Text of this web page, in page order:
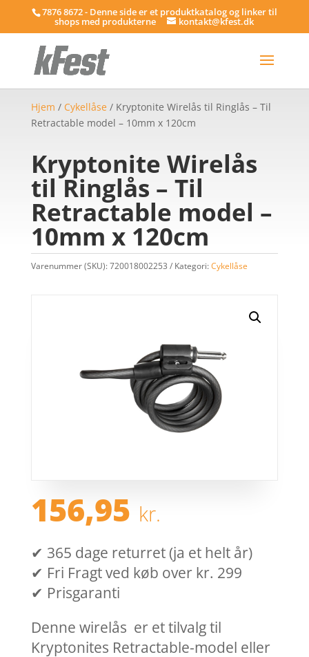
7876 8672 - Denne side er et produktkatalog og linker til
shops med produkterne kontakt@kfest.dk
Hjem / Cykellåse / Kryptonite Wirelås til Ringlås – Til
Retractable model – 10mm x 120cm
Kryptonite Wirelås
til Ringlås – Til
Retractable model –
10mm x 120cm
Varenummer (SKU):720018002253 Kategori:Cykellåse
156,95 kr.
✔ 365 dage returret (ja et helt år)
✔ Fri Fragt ved køb over kr. 299
✔ Prisgaranti
Denne wirelås er et tilvalg til
Kryptonites Retractable-model eller